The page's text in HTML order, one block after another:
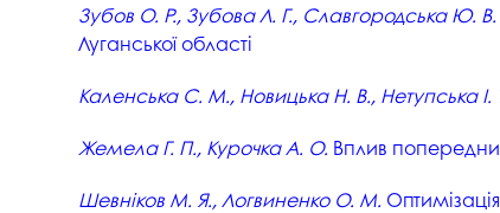
Музеї ПДАУ
Асоціація випускників
3D тур по університету
Наші контакти
Відділ
4.0
освітнього
Зубов О. Р., Зубова Л. Г., Славгородська Ю. В.
Луганської області
Каленська С. М., Новицька Н. В., Нетупська І.
Жемела Г. П., Курочка А. О. Вплив
Шевніков М. Я., Логвиненко О. М.